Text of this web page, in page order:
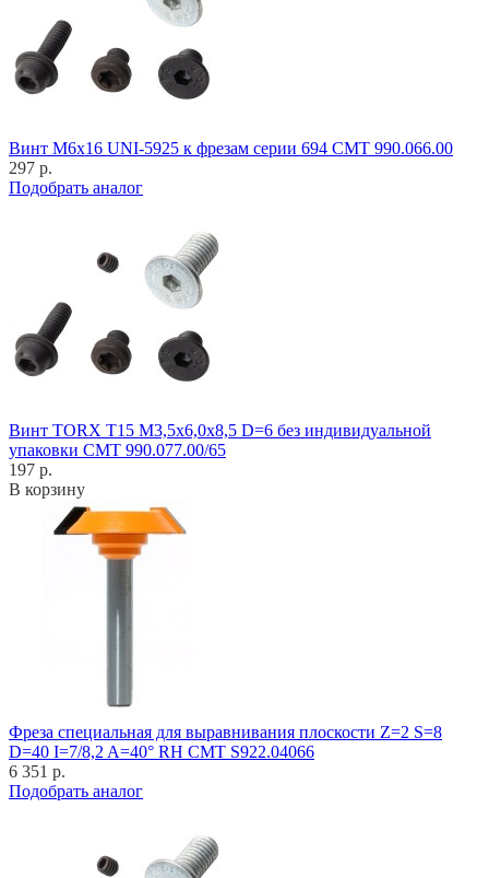
Винт M6x16 UNI-5925 к фрезам серии 694 CMT 990.066.00
297 р.
Подобрать аналог
Винт TORX T15 M3,5x6,0x8,5 D=6 без индивидуальной
упаковки CMT 990.077.00/65
197 р.
В корзину
Фреза специальная для выравнивания плоскости Z=2 S=8
D=40 I=7/8,2 A=40° RH CMT S922.04066
6 351 р.
Подобрать аналог